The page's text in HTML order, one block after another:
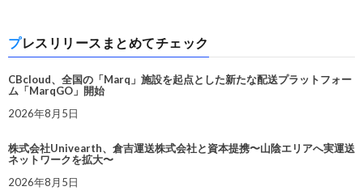
プレスリリースまとめてチェック
CBcloud、全国の「Marq」施設を起点とした新たな配送プラットフォー
ム「MarqGO」開始
2026年8月5日
株式会社Univearth、倉吉運送株式会社と資本提携〜山陰エリアへ実運送
ネットワークを拡大〜
2026年8月5日